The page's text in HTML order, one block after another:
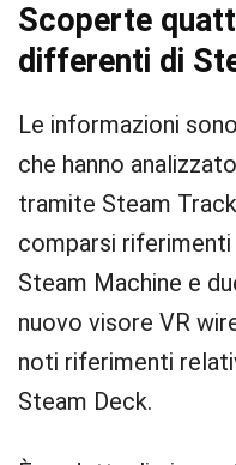
Scoperte
differenti di
Le informazioni
che hanno
tramite Steam
comparsi
Steam Machine e
nuovo visore VR
noti riferimenti
Steam Deck.